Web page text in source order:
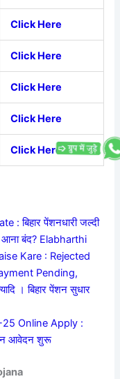
Click Here
Click Here
Click Here
Click Here
Click Here
बिहार पेंशनधारी जल्दी
आना बंद? Elabharthi
Kare : Rejected
Pending,
। बिहार पेंशन सुधार
Online Apply :
आवेदन शुरू